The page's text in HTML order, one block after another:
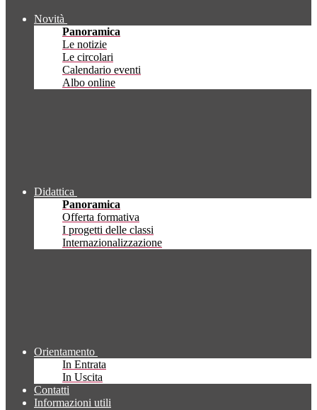
Novità
Panoramica
Le notizie
Le circolari
Calendario eventi
Albo online
Didattica
Panoramica
Offerta formativa
I progetti delle classi
Internazionalizzazione
Orientamento
In Entrata
In Uscita
Contatti
Informazioni utili